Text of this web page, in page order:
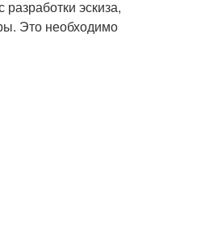
эскиза,
Это необходимо